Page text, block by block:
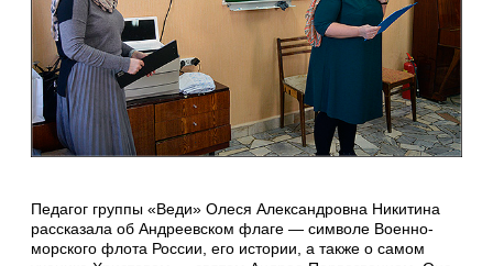
Педагог группы «Веди» Олеся Александровна Никитина
рассказала об Андреевском флаге — символе Военно-
морского флота России, его истории, а также о самом